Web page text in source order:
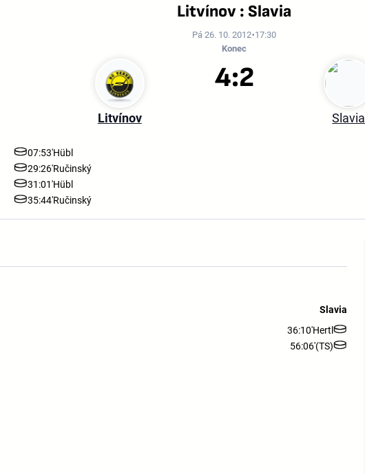
Litvínov : Slavia
Pá 26. 10. 2012 17:30
Konec
Litvínov Slavia
4:2
07:53'Hübl
29:26'Ručinský
31:01'Hübl
35:44'Ručinský
Slavia
36:10'Hertl
56:06'(TS)